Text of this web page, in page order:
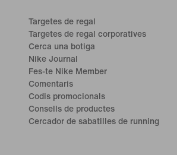
Targetes de regal
Targetes de regal corporatives
Cerca una botiga
Nike Journal
Fes-te Nike Member
Comentaris
Codis promocionals
Consells de productes
Cercador de sabatilles de running